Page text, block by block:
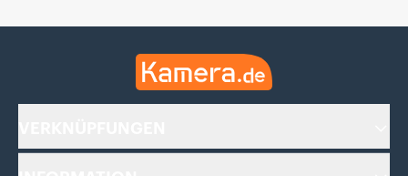
Kamera.de